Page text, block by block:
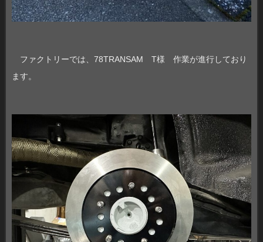
ファクトリーでは、78TRANSAM T様 作業が進行しており
ます。